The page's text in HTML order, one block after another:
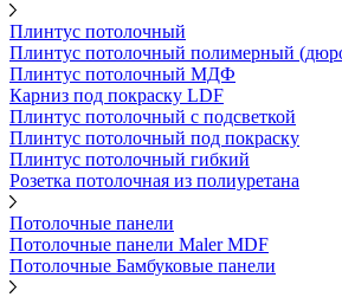
Плинтус потолочный
Плинтус потолочный полимерный
Плинтус потолочный МДФ
Карниз под покраску LDF
Плинтус потолочный с подсветкой
Плинтус потолочный под покраску
Плинтус потолочный гибкий
Розетка потолочная из полиуретана
Потолочные панели
Потолочные панели Maler MDF
Потолочные Бамбуковые панели